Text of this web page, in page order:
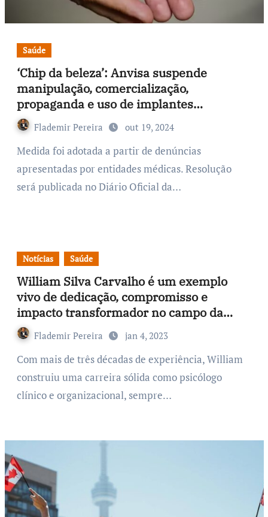
Saúde
‘Chip da beleza’: Anvisa suspende
manipulação, comercialização,
propaganda e uso de implantes
hormonais manipulados
Flademir Pereira out 19, 2024
Medida foi adotada a partir de denúncias
apresentadas por entidades médicas. Resolução
será publicada no Diário Oficial da…
Notícias Saúde
William Silva Carvalho é um exemplo
vivo de dedicação, compromisso e
impacto transformador no campo da
psicologia
Flademir Pereira jan 4, 2023
Com mais de três décadas de experiência, William
construiu uma carreira sólida como psicólogo
clínico e organizacional, sempre…